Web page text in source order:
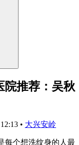
院推荐：吴秋
• 大兴安岭
每个想洗纹身的人最